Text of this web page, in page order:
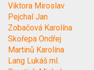
Viktora Miroslav
Pejchal Jan
Zobačová Karolína
Skořepa Ondřej
Martinů Karolína
Lang Lukáš ml.